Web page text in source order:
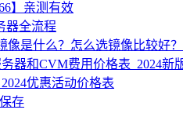
】亲测有效
器全流程
像是什么？怎么选镜像比较好？
器和CVM费用价格表_2024新
优惠活动价格表
存